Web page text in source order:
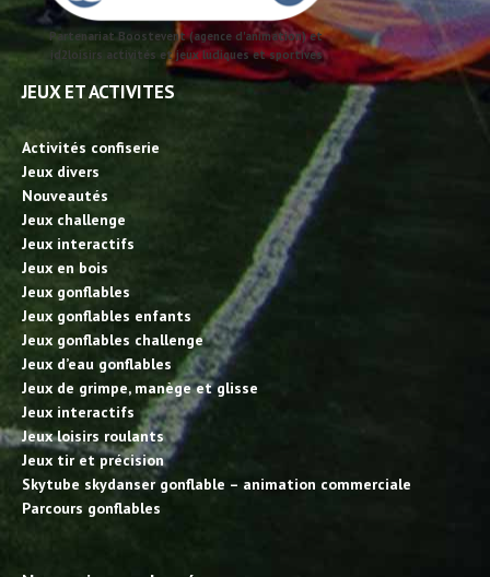
Partenariat Boostevent (agence d'animation) et
id2loisirs activités et jeux ludiques et sportives
JEUX ET ACTIVITES
Activités confiserie
Jeux divers
Nouveautés
Jeux challenge
Jeux interactifs
Jeux en bois
Jeux gonflables
Jeux gonflables enfants
Jeux gonflables challenge
Jeux d’eau gonflables
Jeux de grimpe, manège et glisse
Jeux interactifs
Jeux loisirs roulants
Jeux tir et précision
Skytube skydanser gonflable – animation commerciale
Parcours gonflables